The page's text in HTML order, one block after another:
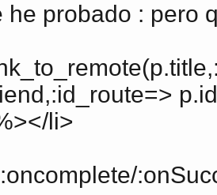
he probado : pero
li>